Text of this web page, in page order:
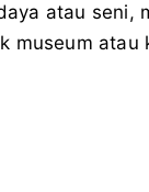
atau seni,
museum atau